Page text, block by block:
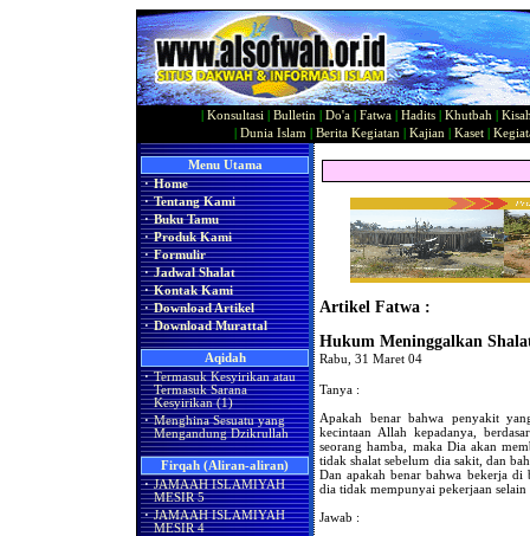
Konsultasi Bulletin Do'a Fatwa Hadits Khutbah
Dunia Islam Berita Kegiatan Kajian Kaset|
Menu Utama
· Home
· Tentang Kami
· Buku Tamu
· Produk Kami
· Formulir
· Jadwal Shalat
· Kontak Kami
· Download Artikel
· Download Murattal
Aqidah
· Termasuk Kesyirikan atau
Termasuk Sarana
Kesyirikan (1)
· Menghina Sesuatu yang
Mengandung Dzikrullah
Firqah (Aliran-aliran)
· JAMAAH ISLAMIYAH
MESIR 5
· JAMAAH ISLAMIYAH
MESIR 4
Artikel Fatwa :
Hukum Meninggalkan
Rabu, 31 Maret 04
Tanya :
Apakah benar bahwa penyakit
kecintaan Allah kepadanya,
seorang hamba, maka Dia akan
tidak shalat sebelum dia sakit, dan
Dan apakah benar bahwa bekerja di
dia tidak mempunyai pekerjaan selain
Jawab :